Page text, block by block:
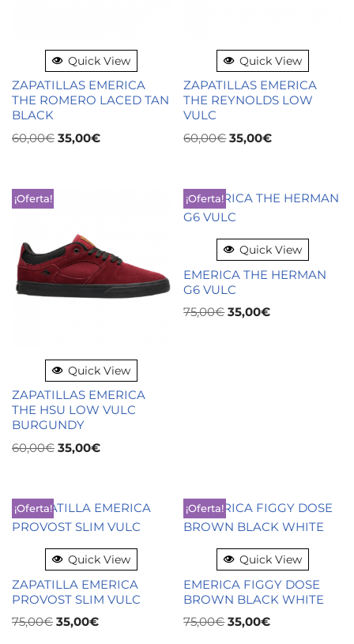
Quick View
ZAPATILLAS EMERICA
THE ROMERO LACED TAN
BLACK
60,00€ 35,00€
Quick View
ZAPATILLAS EMERICA
THE REYNOLDS LOW
VULC
60,00€ 35,00€
¡Oferta!
Quick View
ZAPATILLAS EMERICA
THE HSU LOW VULC
BURGUNDY
60,00€ 35,00€
¡Oferta!
Quick View
EMERICA THE HERMAN
G6 VULC
75,00€ 35,00€
¡Oferta!
Quick View
ZAPATILLA EMERICA
PROVOST SLIM VULC
75,00€ 35,00€
¡Oferta!
Quick View
EMERICA FIGGY DOSE
BROWN BLACK WHITE
75,00€ 35,00€